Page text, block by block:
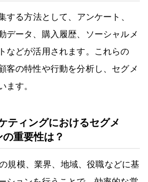
する方法として、アンケート、
データ、購入履歴、ソーシャルメ
などが活用されます。これらの
客の特性や行動を分析し、セグメ
ます。
ティングにおけるセグメ
重要性は？
規模、業界、地域、役職などに基